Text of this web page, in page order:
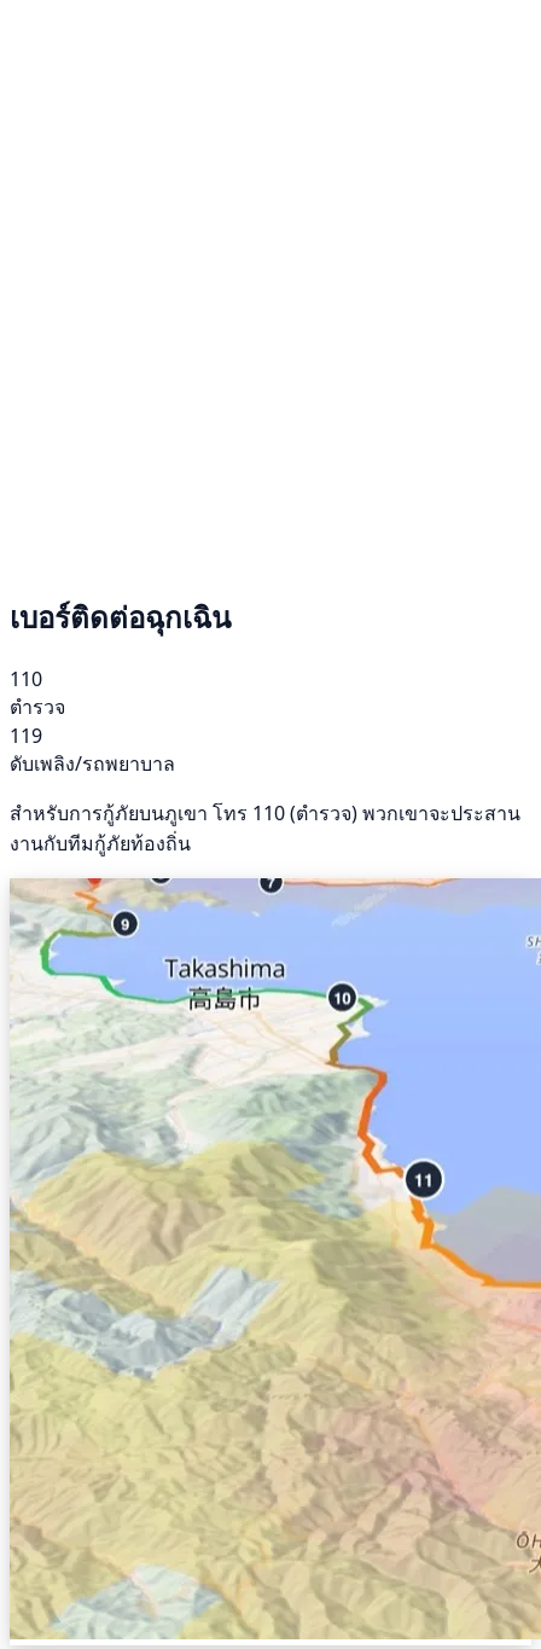
เบอร์ติดต่อฉุกเฉิน
110
ตำรวจ
119
ดับเพลิง/รถพยาบาล
สำหรับการกู้ภัยบนภูเขา โทร 110 (ตำรวจ) พวกเขาจะประสาน
งานกับทีมกู้ภัยท้องถิ่น